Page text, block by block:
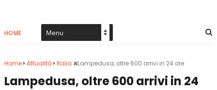
HOME
Home Attualità Italia Lampedusa, oltre 600 arrivi in 24 ore
Lampedusa, oltre 600 arrivi in 24